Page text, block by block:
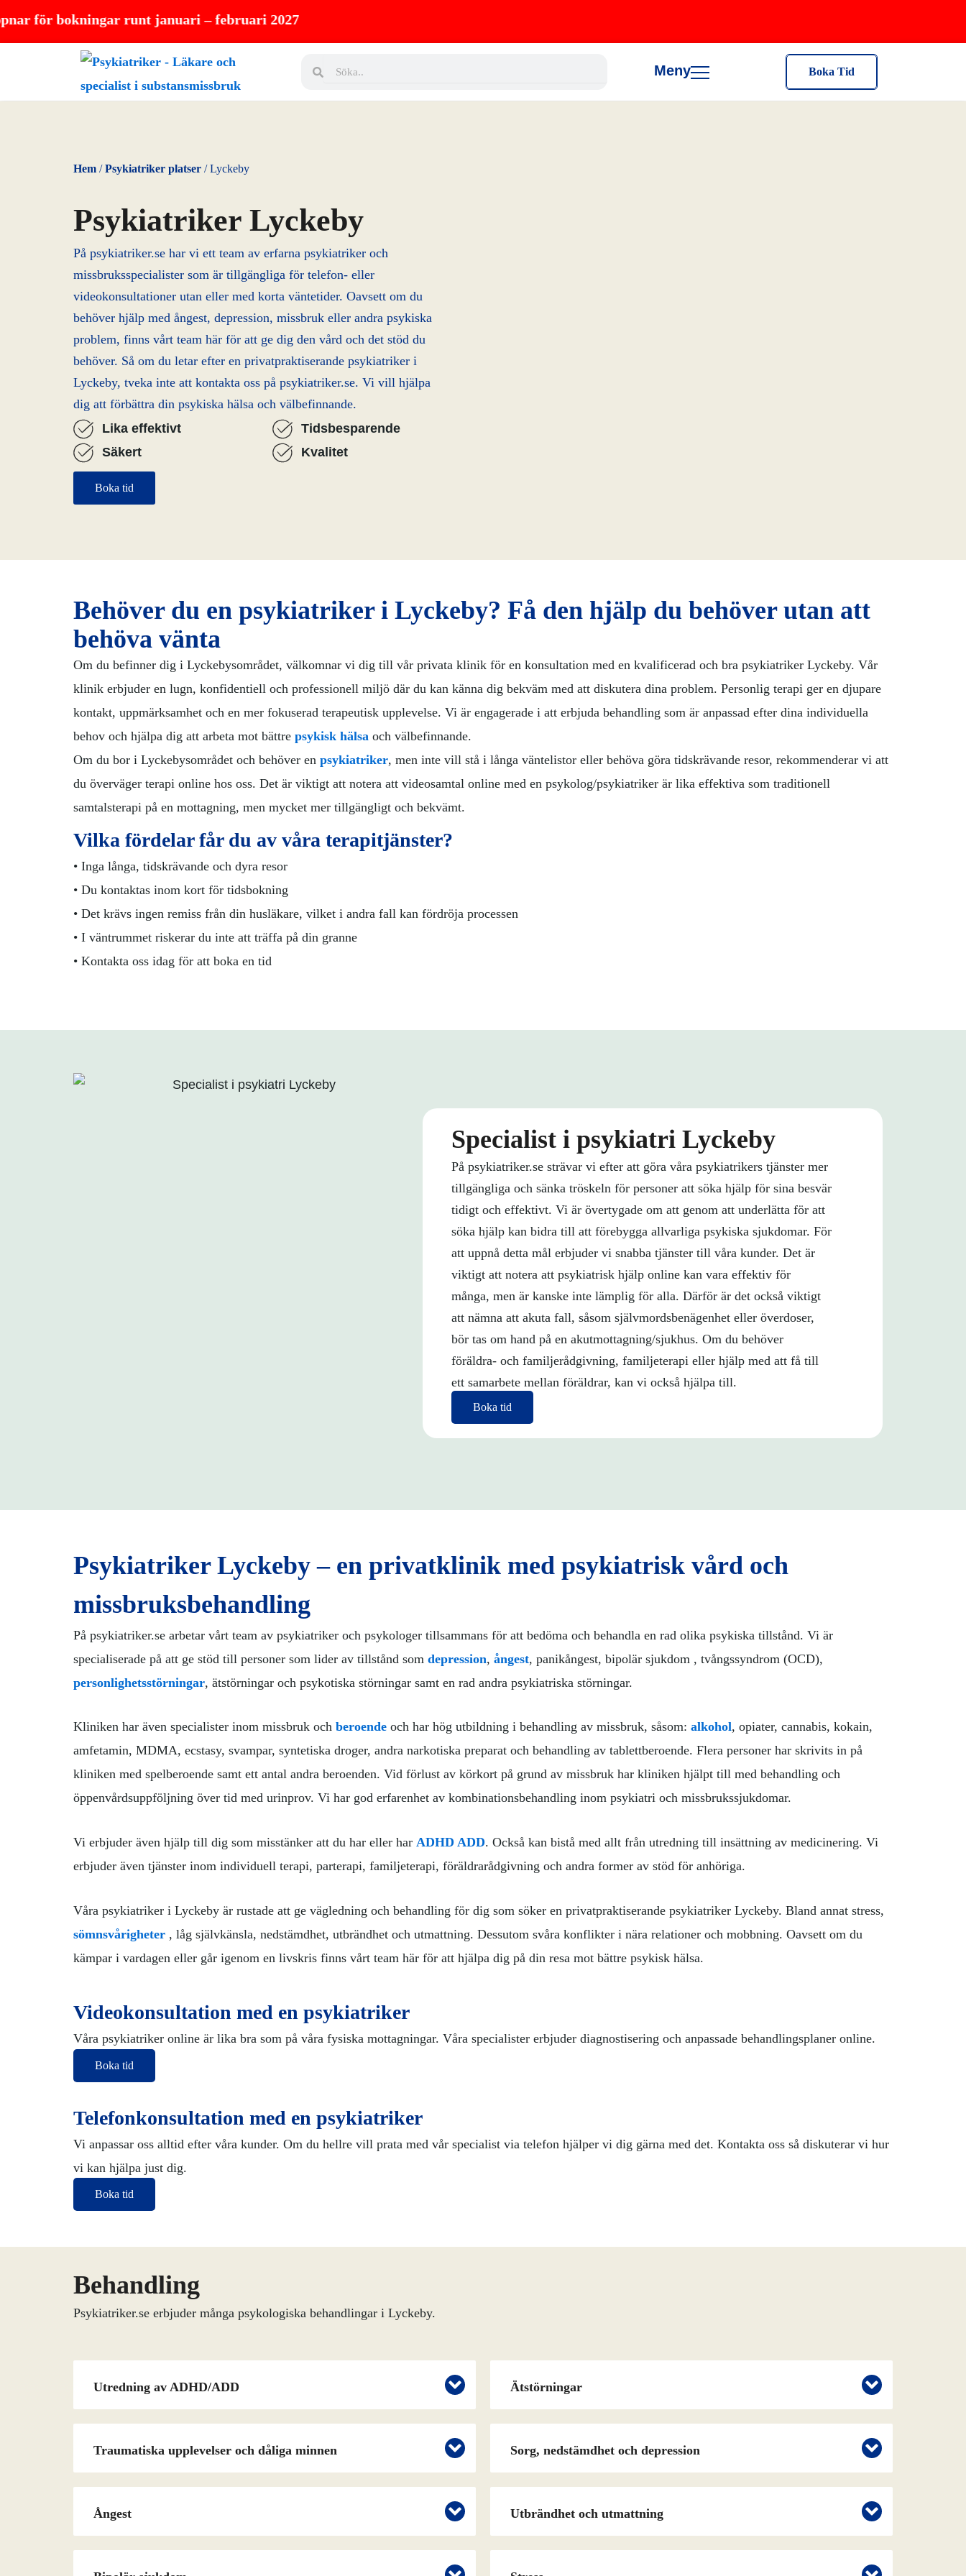
bokningar runt januari – februari 2027
Hoppa
Meny Boka Tid
Hem /Psykiatriker platser /Lyckeby
Psykiatriker Lyckeby
På psykiatriker.se har vi ett team av erfarna psykiatriker och
missbruksspecialister som är tillgängliga för telefon- eller
videokonsultationer utan eller med korta väntetider. Oavsett om du
behöver hjälp med ångest, depression, missbruk eller andra psykiska
problem, finns vårt team här för att ge dig den vård och det stöd du
behöver. Så om du letar efter en privatpraktiserande psykiatriker i
Lyckeby, tveka inte att kontakta oss på psykiatriker.se. Vi vill hjälpa
dig att förbättra din psykiska hälsa och välbefinnande.
Lika effektivt
Tidsbesparende
Säkert
Kvalitet
Boka tid
Behöver du en psykiatriker i Lyckeby? Få den hjälp du behöver utan att
behöva vänta
Om du befinner dig i Lyckebysområdet, välkomnar vi dig till vår privata klinik för en konsultation med en kvalificerad och bra psykiatriker Lyckeby. Vår
klinik erbjuder en lugn, konfidentiell och professionell miljö där du kan känna dig bekväm med att diskutera dina problem. Personlig terapi ger en djupare
kontakt, uppmärksamhet och en mer fokuserad terapeutisk upplevelse. Vi är engagerade i att erbjuda behandling som är anpassad efter dina individuella
behov och hjälpa dig att arbeta mot bättre psykisk hälsa och välbefinnande.
Om du bor i Lyckebysområdet och behöver en psykiatriker, men inte vill stå i långa väntelistor eller behöva göra tidskrävande resor, rekommenderar vi att
du överväger terapi online hos oss. Det är viktigt att notera att videosamtal online med en psykolog/psykiatriker är lika effektiva som traditionell
samtalsterapi på en mottagning, men mycket mer tillgängligt och bekvämt.
Vilka fördelar får du av våra terapitjänster?
• Inga långa, tidskrävande och dyra resor
• Du kontaktas inom kort för tidsbokning
• Det krävs ingen remiss från din husläkare, vilket i andra fall kan fördröja processen
• I väntrummet riskerar du inte att träffa på din granne
• Kontakta oss idag för att boka en tid
Specialist i psykiatri Lyckeby
På psykiatriker.se strävar vi efter att göra våra psykiatrikers tjänster mer
tillgängliga och sänka tröskeln för personer att söka hjälp för sina besvär
tidigt och effektivt. Vi är övertygade om att genom att underlätta för att
söka hjälp kan bidra till att förebygga allvarliga psykiska sjukdomar. För
att uppnå detta mål erbjuder vi snabba tjänster till våra kunder. Det är
viktigt att notera att psykiatrisk hjälp online kan vara effektiv för
många, men är kanske inte lämplig för alla. Därför är det också viktigt
att nämna att akuta fall, såsom självmordsbenägenhet eller överdoser,
bör tas om hand på en akutmottagning/sjukhus. Om du behöver
föräldra- och familjerådgivning, familjeterapi eller hjälp med att få till
ett samarbete mellan föräldrar, kan vi också hjälpa till.
Boka tid
Psykiatriker Lyckeby – en privatklinik med psykiatrisk vård och
missbruksbehandling
På psykiatriker.se arbetar vårt team av psykiatriker och psykologer tillsammans för att bedöma och behandla en rad olika psykiska tillstånd. Vi är
specialiserade på att ge stöd till personer som lider av tillstånd som depression, ångest, panikångest, bipolär sjukdom , tvångssyndrom (OCD),
personlighetsstörningar, ätstörningar och psykotiska störningar samt en rad andra psykiatriska störningar.
Kliniken har även specialister inom missbruk och beroende och har hög utbildning i behandling av missbruk, såsom: alkohol, opiater, cannabis, kokain,
amfetamin, MDMA, ecstasy, svampar, syntetiska droger, andra narkotiska preparat och behandling av tablettberoende. Flera personer har skrivits in på
kliniken med spelberoende samt ett antal andra beroenden. Vid förlust av körkort på grund av missbruk har kliniken hjälpt till med behandling och
öppenvårdsuppföljning över tid med urinprov. Vi har god erfarenhet av kombinationsbehandling inom psykiatri och missbrukssjukdomar.
Vi erbjuder även hjälp till dig som misstänker att du har eller har ADHD ADD. Också kan bistå med allt från utredning till insättning av medicinering. Vi
erbjuder även tjänster inom individuell terapi, parterapi, familjeterapi, föräldrarådgivning och andra former av stöd för anhöriga.
Våra psykiatriker i Lyckeby är rustade att ge vägledning och behandling för dig som söker en privatpraktiserande psykiatriker Lyckeby. Bland annat stress,
sömnsvårigheter , låg självkänsla, nedstämdhet, utbrändhet och utmattning. Dessutom svåra konflikter i nära relationer och mobbning. Oavsett om du
kämpar i vardagen eller går igenom en livskris finns vårt team här för att hjälpa dig på din resa mot bättre psykisk hälsa.
Videokonsultation med en psykiatriker
Våra psykiatriker online är lika bra som på våra fysiska mottagningar. Våra specialister erbjuder diagnostisering och anpassade behandlingsplaner online.
Boka tid
Telefonkonsultation med en psykiatriker
Vi anpassar oss alltid efter våra kunder. Om du hellre vill prata med vår specialist via telefon hjälper vi dig gärna med det. Kontakta oss så diskuterar vi hur
vi kan hjälpa just dig.
Boka tid
Behandling
Psykiatriker.se erbjuder många psykologiska behandlingar i Lyckeby.
Utredning av ADHD/ADD Ätstörningar
Traumatiska upplevelser och dåliga minnen Sorg, nedstämdhet och depression
Ångest Utbrändhet och utmattning